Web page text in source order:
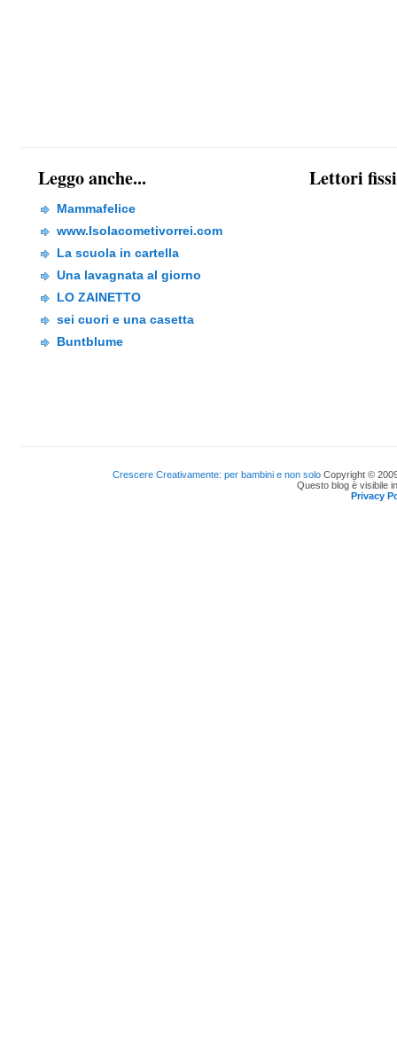
Leggo anche...
Mammafelice
www.Isolacometivorrei.com
La scuola in cartella
Una lavagnata al giorno
LO ZAINETTO
sei cuori e una casetta
Buntblume
Lettori fissi
Crescere Creativamente: per bambini e non solo Copyright ©
Questo blog è visibile
Privacy